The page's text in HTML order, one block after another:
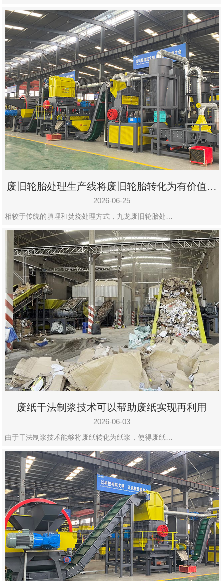
废旧轮胎处理生产线将废旧轮胎转化为有价值的
资源
2026-06-25
相较于传统的填埋和焚烧处理方式，九龙废旧轮胎处…
废纸干法制浆技术可以帮助废纸实现再利用
2026-06-03
由于干法制浆技术能够将废纸转化为纸浆，使得废纸…